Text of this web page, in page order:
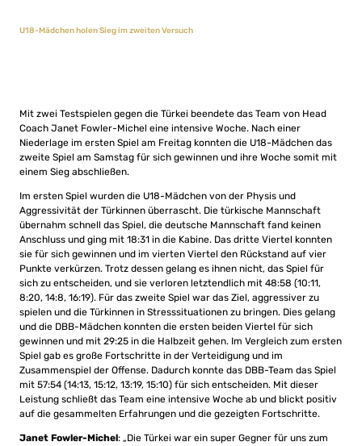
U18-Mädchen holen Sieg im zweiten Versuch
Mit zwei Testspielen gegen die Türkei beendete das Team von Head
Coach Janet Fowler-Michel eine intensive Woche. Nach einer
Niederlage im ersten Spiel am Freitag konnten die U18-Mädchen das
zweite Spiel am Samstag für sich gewinnen und ihre Woche somit mit
einem Sieg abschließen.
Im ersten Spiel wurden die U18-Mädchen von der Physis und
Aggressivität der Türkinnen überrascht. Die türkische Mannschaft
übernahm schnell das Spiel, die deutsche Mannschaft fand keinen
Anschluss und ging mit 18:31 in die Kabine. Das dritte Viertel konnten
sie für sich gewinnen und im vierten Viertel den Rückstand auf vier
Punkte verkürzen. Trotz dessen gelang es ihnen nicht, das Spiel für
sich zu entscheiden, und sie verloren letztendlich mit 48:58 (10:11,
8:20, 14:8, 16:19). Für das zweite Spiel war das Ziel, aggressiver zu
spielen und die Türkinnen in Stresssituationen zu bringen. Dies gelang
und die DBB-Mädchen konnten die ersten beiden Viertel für sich
gewinnen und mit 29:25 in die Halbzeit gehen. Im Vergleich zum ersten
Spiel gab es große Fortschritte in der Verteidigung und im
Zusammenspiel der Offense. Dadurch konnte das DBB-Team das Spiel
mit 57:54 (14:13, 15:12, 13:19, 15:10) für sich entscheiden. Mit dieser
Leistung schließt das Team eine intensive Woche ab und blickt positiv
auf die gesammelten Erfahrungen und die gezeigten Fortschritte.
Janet Fowler-Michel: „Die Türkei war ein super Gegner für uns zum